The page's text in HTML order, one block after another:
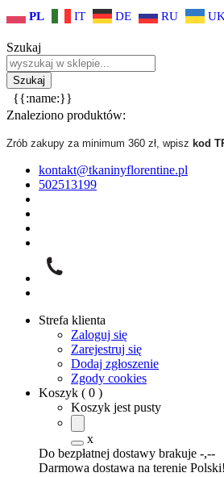
PL IT DE RU UK
Szukaj
{{:name:}}
Znaleziono produktów:
Zrób zakupy za minimum 360 zł, wpisz kod
kontakt@tkaninyflorentine.pl
502513199
Strefa klienta
Zaloguj się
Zarejestruj się
Dodaj zgłoszenie
Zgody cookies
Koszyk ( 0 )
Koszyk jest pusty
x
Do bezpłatnej dostawy brakuje -,--
Darmowa dostawa na terenie Polski!